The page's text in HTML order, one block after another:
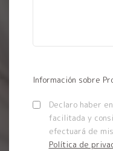
Información sobre
Declaro haber
facilitada y
efectuará de
Política de